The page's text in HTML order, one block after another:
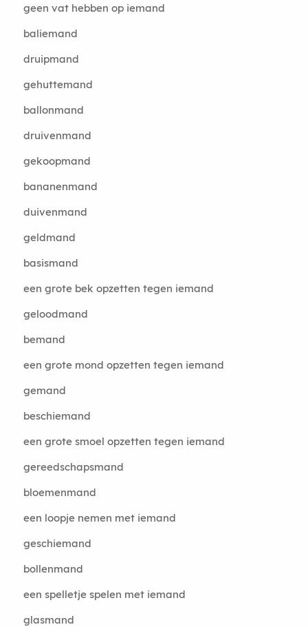
geen vat hebben op iemand
baliemand
druipmand
gehuttemand
ballonmand
druivenmand
gekoopmand
bananenmand
duivenmand
geldmand
basismand
een grote bek opzetten tegen iemand
geloodmand
bemand
een grote mond opzetten tegen iemand
gemand
beschiemand
een grote smoel opzetten tegen iemand
gereedschapsmand
bloemenmand
een loopje nemen met iemand
geschiemand
bollenmand
een spelletje spelen met iemand
glasmand